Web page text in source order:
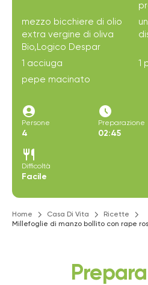
mezzo bicchiere di olio
extra vergine di oliva
Bio,Logico Despar
1 acciuga
1
pepe macinato
account_circle
Persone
4
access_time_filled
Preparazione
02:45
restaurant
Difficoltà
Facile
Home Casa Di Vita
Ricette
Millefoglie di manzo bollito con rape